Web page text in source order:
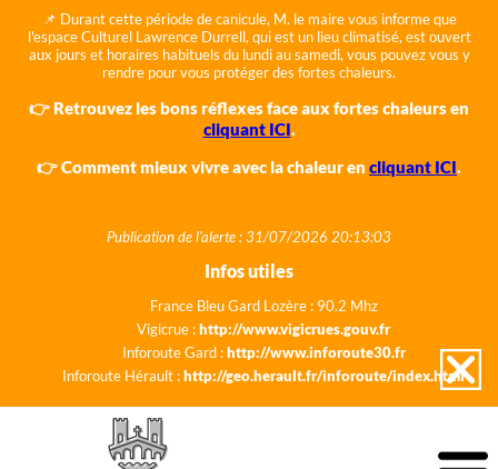
📌 Durant cette période de canicule, M. le maire vous informe que
l'espace Culturel Lawrence Durrell, qui est un lieu climatisé, est ouvert
aux jours et horaires habituels du lundi au samedi, vous pouvez vous y
rendre pour vous protéger des fortes chaleurs.
👉 Retrouvez les bons réflexes face aux fortes chaleurs en
cliquant ICI.
👉 Comment mieux vivre avec la chaleur en cliquant ICI.
Publication de l'alerte : 31/07/2026 20:13:03
Infos utiles
France Bleu Gard Lozère : 90.2 Mhz
Vigicrue :http://www.vigicrues.gouv.fr
Inforoute Gard :http://www.inforoute30.fr
Inforoute Hérault :http://geo.herault.fr/inforoute/index.html